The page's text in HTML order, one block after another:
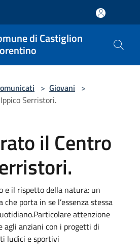
di Castiglion
> Giovani >
Serristori.
il Centro
e il rispetto della natura: un
che porta in se l’essenza stessa
attenzione
agli anziani con i progetti di
ludici e sportivi